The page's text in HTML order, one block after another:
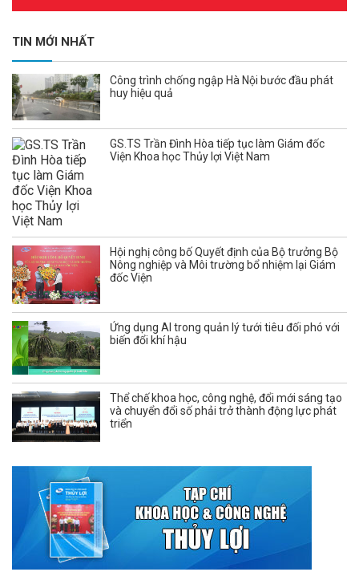
TIN MỚI NHẤT
Công trình chống ngập Hà Nội bước đầu phát
huy hiệu quả
GS.TS Trần Đình Hòa tiếp tục làm Giám đốc
Viện Khoa học Thủy lợi Việt Nam
Hội nghị công bố Quyết định của Bộ trưởng Bộ
Nông nghiệp và Môi trường bổ nhiệm lại Giám
đốc Viện
Ứng dụng AI trong quản lý tưới tiêu đối phó với
biến đổi khí hậu
Thể chế khoa học, công nghệ, đổi mới sáng tạo
và chuyển đổi số phải trở thành động lực phát
triển